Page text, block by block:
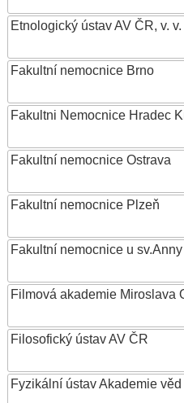
Etnologický ústav AV ČR, v. v.
Fakultní nemocnice Brno
Fakultni Nemocnice Hradec
Fakultní nemocnice Ostrava
Fakultní nemocnice Plzeň
Fakultní nemocnice u
Filmová akademie Miroslava
Filosofický ústav AV ČR
Fyzikální ústav Akademie věd